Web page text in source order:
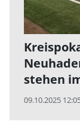
stehen
09.10.2025